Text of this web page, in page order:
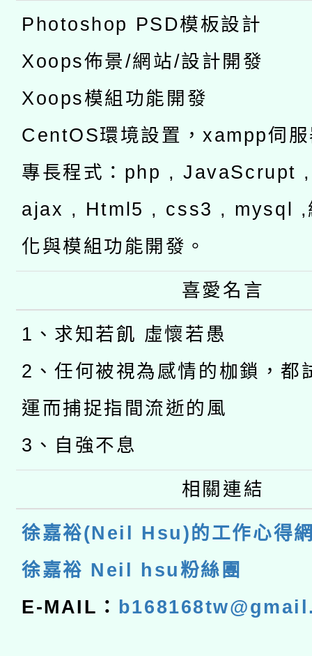
Photoshop PSD模板設計
Xoops佈景/網站/設計開發
Xoops模組功能開發
CentOS環境設置，xampp伺
專長程式：php , JavaScrupt
ajax , Html5 , css3 , mysql ,
化與模組功能開發。
喜愛名言
1、求知若飢 虛懷若愚
2、任何被視為感情的枷鎖，都
運而捕捉指間流逝的風
3、自強不息
相關連結
徐嘉裕(Neil Hsu)的工作心得
徐嘉裕 Neil hsu粉絲團
E-MAIL：